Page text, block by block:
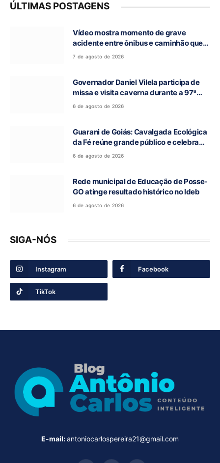
ÚLTIMAS POSTAGENS
Vídeo mostra momento de grave
acidente entre ônibus e caminhão que
deixou cinco mortos na GO-010, em
7 de agosto de 2026
Governador Daniel Vilela participa de
missa e visita caverna durante a 97ª
Romaria do Bom Jesus da Lapa de Terra
6 de agosto de 2026
Guarani de Goiás: Cavalgada Ecológica
da Fé reúne grande público e celebra
tradição religiosa
6 de agosto de 2026
Rede municipal de Educação de Posse-
GO atinge resultado histórico no Ideb
6 de agosto de 2026
SIGA-NÓS
Instagram Facebook
TikTok
E-mail:antoniocarlospereira21@gmail.com